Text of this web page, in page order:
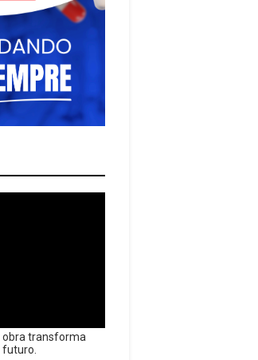
obra transforma